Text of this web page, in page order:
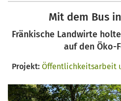
Mit dem Bus
Fränkische Landwirte
auf den Öko-
Projekt: Öffentlichkeitsarbeit